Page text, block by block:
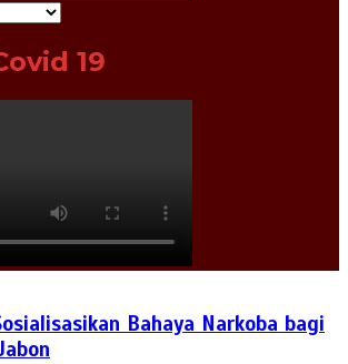
19
Bahaya Narkoba bagi